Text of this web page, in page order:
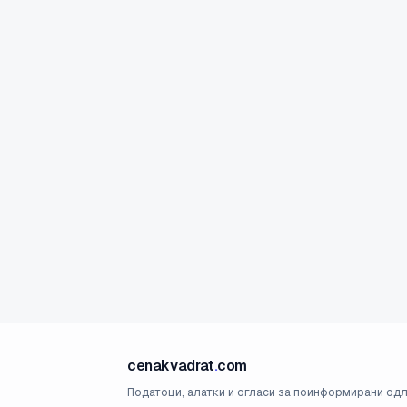
cenakvadrat.com
Податоци, алатки и огласи за поинформирани